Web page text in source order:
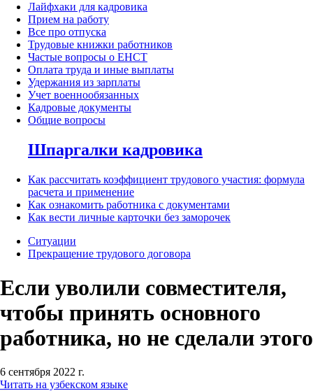
Лайфхаки для кадровика
Прием на работу
Все про отпуска
Трудовые книжки работников
Частые вопросы о ЕНСТ
Оплата труда и иные выплаты
Удержания из зарплаты
Учет военнообязанных
Кадровые документы
Общие вопросы
Шпаргалки кадровика
Как рассчитать коэффициент трудового участия: формула
расчета и применение
Как ознакомить работника с документами
Как вести личные карточки без заморочек
Ситуации
Прекращение трудового договора
Если уволили совместителя,
чтобы принять основного
работника, но не сделали этого
6 сентября 2022 г.
Читать на узбекском языке